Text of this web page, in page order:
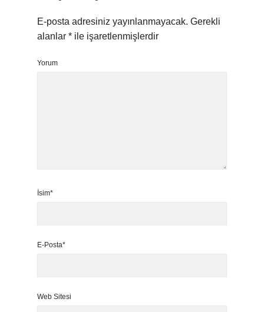
E-posta adresiniz yayınlanmayacak. Gerekli
alanlar * ile işaretlenmişlerdir
Yorum
İsim*
E-Posta*
Web Sitesi